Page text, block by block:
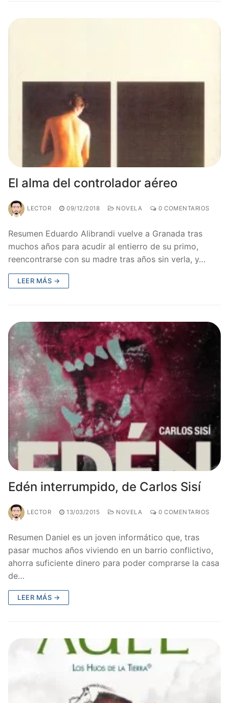
El alma del controlador aéreo
LECTOR 09/12/2018 NOVELA 0 COMENTARIOS
Resumen Eduardo Alibrandi vuelve a Granada tras
muchos años para acudir al entierro de su primo,
reencontrarse con su madre tras años sin verla, y…
LEER MÁS →
Edén interrumpido, de Carlos Sisí
LECTOR 13/03/2015 NOVELA 0 COMENTARIOS
Resumen Daniel es un joven informático que, tras
pasar muchos años viviendo en un barrio conflictivo,
ahorra suficiente dinero para poder comprarse la casa
de…
LEER MÁS →